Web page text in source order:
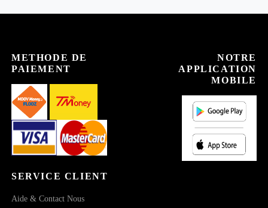
METHODE DE
PAIEMENT
NOTRE
APPLICATION
MOBILE
SERVICE CLIENT
Aide & Contact Nous